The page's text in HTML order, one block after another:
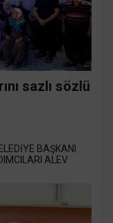
sazlı sözlü
BAŞKANI
ALEV